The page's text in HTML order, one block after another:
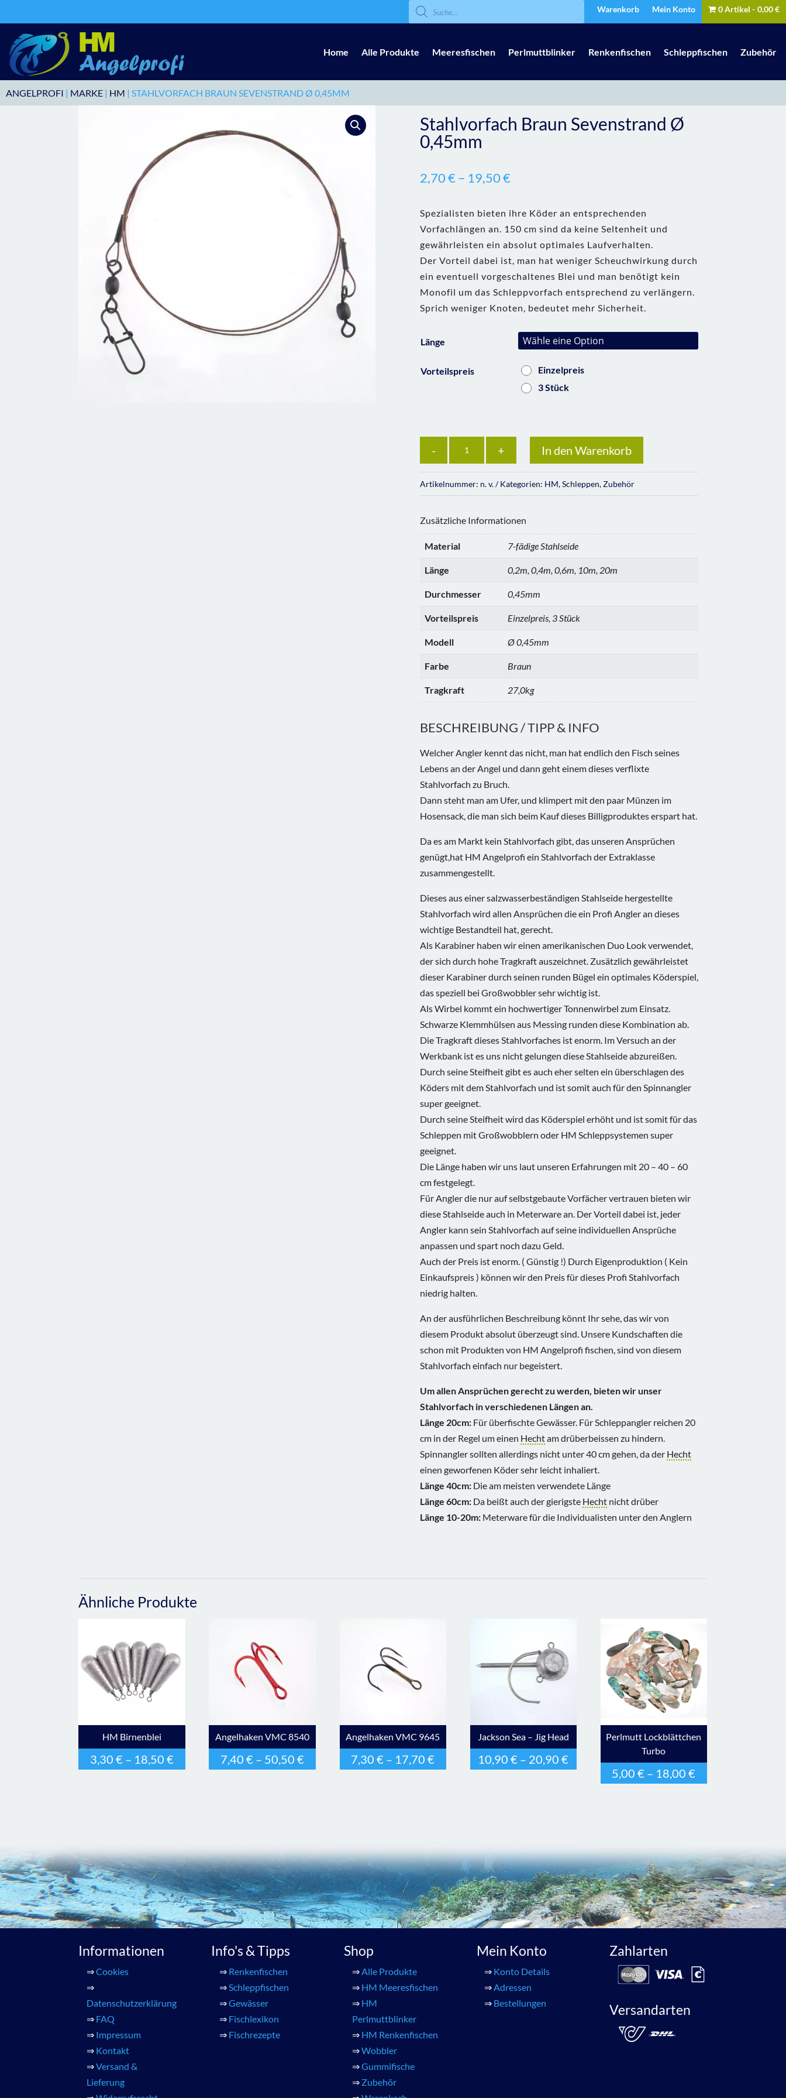
Products
search
Warenkorb Mein Konto 0 Artikel 0,00 €
Home Alle Produkte Meeresfischen Perlmuttblinker Renkenfischen Schleppfischen Zubehör
ANGELPROFI | MARKE | HM | STAHLVORFACH BRAUN SEVENSTRAND Ø 0,45MM
Stahlvorfach Braun Sevenstrand Ø
0,45mm
2,70€– 19,50€
Spezialisten bieten ihre Köder an entsprechenden
Vorfachlängen an. 150 cm sind da keine Seltenheit und
gewährleisten ein absolut optimales Laufverhalten.
Der Vorteil dabei ist, man hat weniger Scheuchwirkung durch
ein eventuell vorgeschaltenes Blei und man benötigt kein
Monofil um das Schleppvorfach entsprechend zu verlängern.
Sprich weniger Knoten, bedeutet mehr Sicherheit.
Länge
Vorteilspreis
Einzelpreis
3 Stück
In den Warenkorb
Artikelnummer: n. v. Kategorien: HM,Schleppen,Zubehör
Zusätzliche Informationen
Material 7-fädige Stahlseide
Länge 0,2m, 0,4m, 0,6m, 10m, 20m
Durchmesser 0,45mm
Vorteilspreis Einzelpreis, 3 Stück
Modell Ø 0,45mm
Farbe Braun
Tragkraft 27,0kg
BESCHREIBUNG / TIPP & INFO
Welcher Angler kennt das nicht, man hat endlich den Fisch seines
Lebens an der Angel und dann geht einem dieses verflixte
Stahlvorfach zu Bruch.
Dann steht man am Ufer, und klimpert mit den paar Münzen im
Hosensack, die man sich beim Kauf dieses Billigproduktes erspart hat.
Da es am Markt kein Stahlvorfach gibt, das unseren Ansprüchen
genügt,hat HM Angelprofi ein Stahlvorfach der Extraklasse
zusammengestellt.
Dieses aus einer salzwasserbeständigen Stahlseide hergestellte
Stahlvorfach wird allen Ansprüchen die ein Profi Angler an dieses
wichtige Bestandteil hat, gerecht.
Als Karabiner haben wir einen amerikanischen Duo Look verwendet,
der sich durch hohe Tragkraft auszeichnet. Zusätzlich gewährleistet
dieser Karabiner durch seinen runden Bügel ein optimales Köderspiel,
das speziell bei Großwobbler sehr wichtig ist.
Als Wirbel kommt ein hochwertiger Tonnenwirbel zum Einsatz.
Schwarze Klemmhülsen aus Messing runden diese Kombination ab.
Die Tragkraft dieses Stahlvorfaches ist enorm. Im Versuch an der
Werkbank ist es uns nicht gelungen diese Stahlseide abzureißen.
Durch seine Steifheit gibt es auch eher selten ein überschlagen des
Köders mit dem Stahlvorfach und ist somit auch für den Spinnangler
super geeignet.
Durch seine Steifheit wird das Köderspiel erhöht und ist somit für das
Schleppen mit Großwobblern oder HM Schleppsystemen super
geeignet.
Die Länge haben wir uns laut unseren Erfahrungen mit 20 – 40 – 60
cm festgelegt.
Für Angler die nur auf selbstgebaute Vorfächer vertrauen bieten wir
diese Stahlseide auch in Meterware an. Der Vorteil dabei ist, jeder
Angler kann sein Stahlvorfach auf seine individuellen Ansprüche
anpassen und spart noch dazu Geld.
Auch der Preis ist enorm. ( Günstig !) Durch Eigenproduktion ( Kein
Einkaufspreis ) können wir den Preis für dieses Profi Stahlvorfach
niedrig halten.
An der ausführlichen Beschreibung könnt Ihr sehe, das wir von
diesem Produkt absolut überzeugt sind. Unsere Kundschaften die
schon mit Produkten von HM Angelprofi fischen, sind von diesem
Stahlvorfach einfach nur begeistert.
Um allen Ansprüchen gerecht zu werden, bieten wir unser
Stahlvorfach in verschiedenen Längen an.
Länge 20cm:Für überfischte Gewässer. Für Schleppangler reichen 20
cm in der Regel um einen Hechtam drüberbeissen zu hindern.
Spinnangler sollten allerdings nicht unter 40 cm gehen, da der Hecht
einen geworfenen Köder sehr leicht inhaliert.
Länge 40cm:Die am meisten verwendete Länge
Länge 60cm:Da beißt auch der gierigste Hechtnicht drüber
Länge 10-20m:Meterware für die Individualisten unter den Anglern
Ähnliche Produkte
HM Birnenblei
3,30€ – 18,50€
Angelhaken VMC 8540
7,40€ – 50,50€
Angelhaken VMC 9645
7,30€ – 17,70€
Jackson Sea – Jig Head
10,90€ – 20,90€
Perlmutt Lockblättchen
Turbo
5,00€ – 18,00€
Informationen
⇒Cookies
⇒
Datenschutzerklärung
⇒ FAQ
⇒ Impressum
⇒ Kontakt
⇒Versand &
Lieferung
Info's & Tipps
⇒ Renkenfischen
⇒Schleppfischen
⇒Gewässer
⇒ Fischlexikon
⇒ Fischrezepte
Shop
⇒Alle Produkte
⇒ HM Meeresfischen
⇒ HM
Perlmuttblinker
⇒ HM Renkenfischen
⇒Wobbler
⇒Gummifische
⇒ Zubehör
Mein Konto
⇒ Konto Details
⇒Adressen
⇒ Bestellungen
Zahlarten
Versandarten